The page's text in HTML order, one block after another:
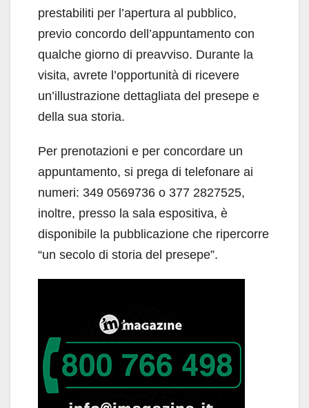
prestabiliti per l’apertura al pubblico,
previo concordo dell’appuntamento con
qualche giorno di preavviso. Durante la
visita, avrete l’opportunità di ricevere
un’illustrazione dettagliata del presepe e
della sua storia.
Per prenotazioni e per concordare un
appuntamento, si prega di telefonare ai
numeri: 349 0569736 o 377 2827525,
inoltre, presso la sala espositiva, è
disponibile la pubblicazione che ripercorre
“un secolo di storia del presepe”.